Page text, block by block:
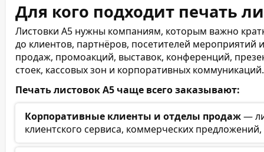
Для кого подходит печать
Листовки А5 нужны компаниям, которым важно
до клиентов, партнёров, посетителей мероприятий
продаж, промоакций, выставок, конференций,
стоек, кассовых зон и корпоративных коммуникаций.
Печать листовок А5 чаще всего заказывают:
Корпоративные клиенты и отделы продаж—
клиентского сервиса, коммерческих